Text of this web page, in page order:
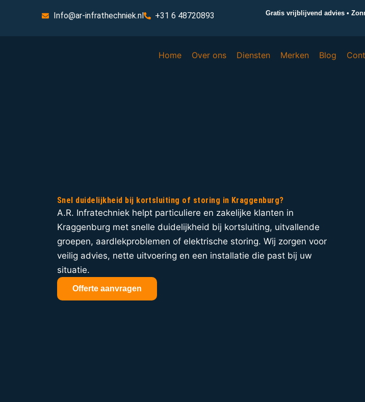
Info@ar-infrathechniek.nl +31 6 48720893 Gratis vrijblijvend advies •
Home Over ons Diensten Merken Blog
Snel duidelijkheid bij kortsluiting of storing in Kraggenburg?
A.R. Infratechniek helpt particuliere en zakelijke klanten in
Kraggenburg met snelle duidelijkheid bij kortsluiting, uitvallende
groepen, aardlekproblemen of elektrische storing. Wij zorgen voor
veilig advies, nette uitvoering en een installatie die past bij uw
situatie.
Offerte aanvragen